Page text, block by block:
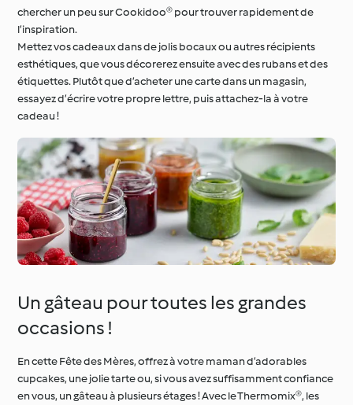
chercher un peu sur Cookidoo® pour trouver rapidement de
l’inspiration.
Mettez vos cadeaux dans de jolis bocaux ou autres récipients
esthétiques, que vous décorerez ensuite avec des rubans et des
étiquettes. Plutôt que d’acheter une carte dans un magasin,
essayez d’écrire votre propre lettre, puis attachez-la à votre
cadeau !
Un gâteau pour toutes les grandes
occasions !
En cette Fête des Mères, offrez à votre maman d’adorables
cupcakes, une jolie tarte ou, si vous avez suffisamment confiance
en vous, un gâteau à plusieurs étages ! Avec le Thermomix®, les